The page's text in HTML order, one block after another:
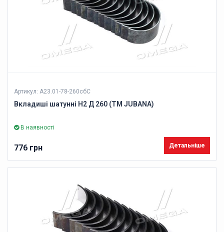
Артикул: А23.01-78-260сбС
Вкладиші шатунні Н2 Д 260 (ТМ JUBANA)
В наявності
776 грн Детальніше